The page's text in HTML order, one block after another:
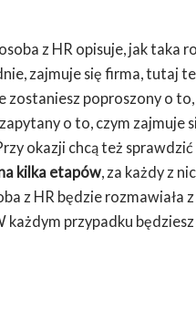
z HR opisuje, jak taka
zajmuje się firma, tutaj
zostaniesz poproszony o
o to, czym zajmuje
okazji chcą też
kilka etapów , za każdy z
z HR będzie
każdym przypadku